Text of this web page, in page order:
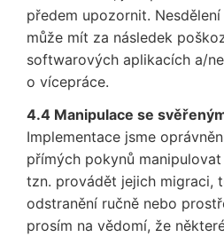
předem upozornit.
může mít za následek
softwarových aplikacích a/
o vícepráce.
4.4 Manipulace se
Implementace jsme
přímých pokynů
tzn. provádět jejich migraci,
odstranění ručně nebo
prosím na vědomí, že